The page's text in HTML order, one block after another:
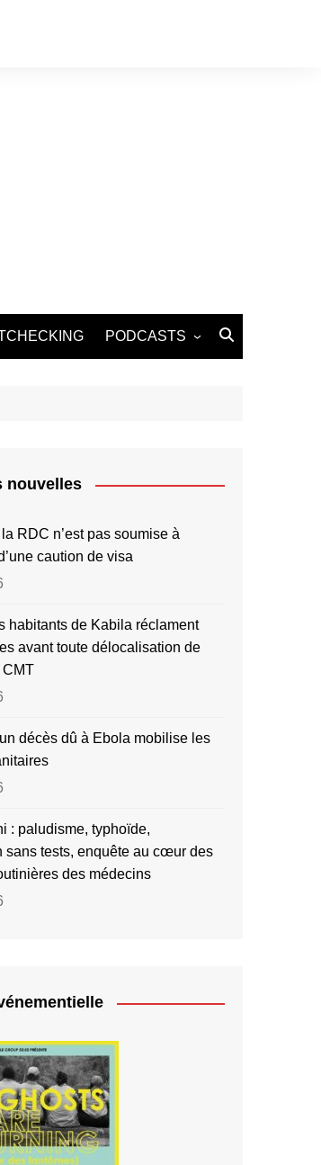
PODCASTS
nouvelles
RDC n’est pas soumise à
caution de visa
habitants de Kabila réclament
avant toute délocalisation de
CMT
décès dû à Ebola mobilise les
: paludisme, typhoïde,
sans tests, enquête au cœur des
des médecins